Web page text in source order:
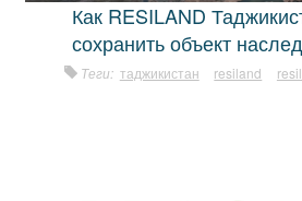
Как RESILAND
сохранить объект
Теги: таджикистан resiland